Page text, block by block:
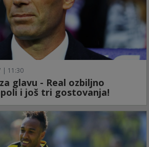
| 11:30
glavu - Real ozbiljno
i još tri gostovanja!